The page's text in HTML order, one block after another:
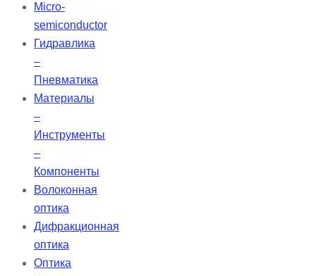
Micro-
semiconductor
Гидравлика
–
Пневматика
Материалы
–
Инструменты
–
Компоненты
Волоконная
оптика
Дифракционная
оптика
Оптика